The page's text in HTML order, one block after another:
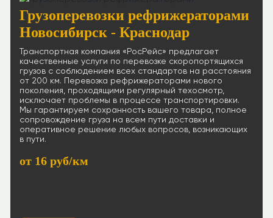
Грузоперевозки рефрижераторами
Новосибирск - Краснодар
Транспортная компания «РосРейс» предлагает
качественные услуги по перевозке скоропортящихся
грузов с соблюдением всех стандартов на расстояния
от 200 км. Перевозка рефрижераторами нового
поколения, проходящими регулярный техосмотр,
исключает проблемы в процессе транспортировки.
Мы гарантируем сохранность вашего товара, полное
сопровождение груза на всем пути доставки и
оперативное решение любых вопросов, возникающих
в пути.
от 16 руб/км